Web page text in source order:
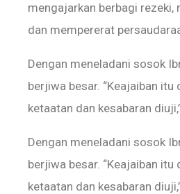
mengajarkan berbagi rezeki,
dan mempererat
Dengan meneladani sosok
berjiwa besar. “Keajaiban itu
ketaatan dan kesabaran
Dengan meneladani sosok
berjiwa besar. “Keajaiban itu
ketaatan dan kesabaran